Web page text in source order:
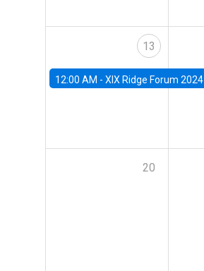
13
12:00 AM - XIX Ridge Forum 2024
20